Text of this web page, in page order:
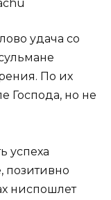
удача со
По их
Господа, но не
успеха
ниспошлет